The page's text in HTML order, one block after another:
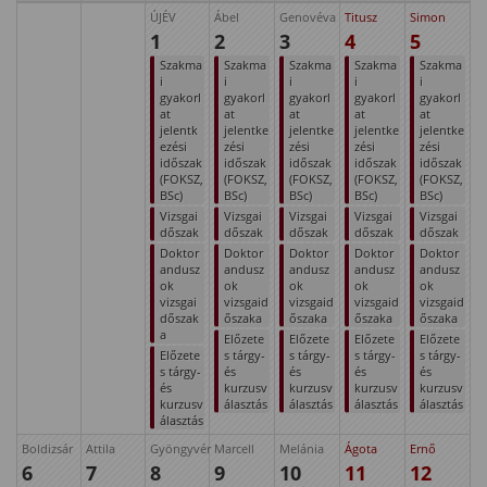
ÚJÉV
1
Szakma
i
gyakorl
at
jelentk
ezési
időszak
(FOKSZ,
BSc)
Vizsgai
dőszak
Doktor
andusz
ok
vizsgai
dőszak
a
Előzete
s tárgy-
és
kurzusv
álasztás
Ábel
2
Szakma
i
gyakorl
at
jelentke
zési
időszak
(FOKSZ,
BSc)
Vizsgai
dőszak
Doktor
andusz
ok
vizsgaid
őszaka
Előzete
s tárgy-
és
kurzusv
álasztás
Genovéva
3
Szakma
i
gyakorl
at
jelentke
zési
időszak
(FOKSZ,
BSc)
Vizsgai
dőszak
Doktor
andusz
ok
vizsgaid
őszaka
Előzete
s tárgy-
és
kurzusv
álasztás
Titusz
4
Szakma
i
gyakorl
at
jelentke
zési
időszak
(FOKSZ,
BSc)
Vizsgai
dőszak
Doktor
andusz
ok
vizsgaid
őszaka
Előzete
s tárgy-
és
kurzusv
álasztás
Simon
5
Szakma
i
gyakorl
at
jelentke
zési
időszak
(FOKSZ,
BSc)
Vizsgai
dőszak
Doktor
andusz
ok
vizsgaid
őszaka
Előzete
s tárgy-
és
kurzusv
álasztás
Boldizsár
6
Attila
7
Gyöngyvér
8
Marcell
9
Melánia
10
Ágota
11
Ernő
12